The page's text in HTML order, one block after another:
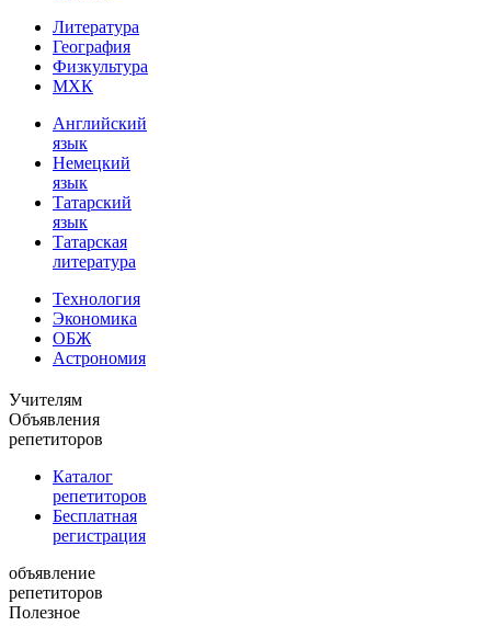
Литература
География
Физкультура
МХК
Английский
язык
Немецкий
язык
Татарский
язык
Татарская
литература
Технология
Экономика
ОБЖ
Астрономия
Учителям
Объявления
репетиторов
Каталог
репетиторов
Бесплатная
регистрация
объявление
репетиторов
Полезное